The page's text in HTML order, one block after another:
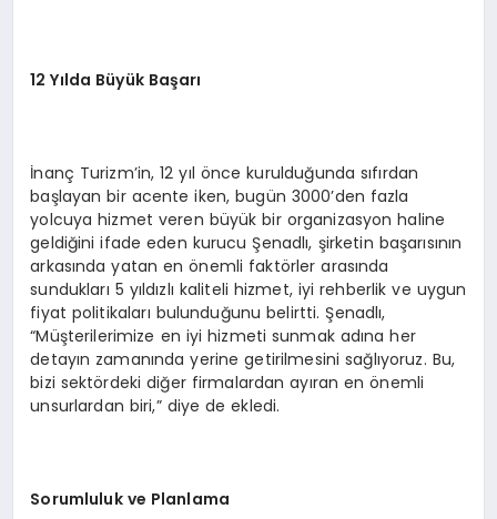
12 Yılda Büyük Başarı
İnanç Turizm’in, 12 yıl önce kurulduğunda sıfırdan
başlayan bir acente iken, bugün 3000’den fazla
yolcuya hizmet veren büyük bir organizasyon haline
geldiğini ifade eden kurucu Şenadlı, şirketin başarısının
arkasında yatan en önemli faktörler arasında
sundukları 5 yıldızlı kaliteli hizmet, iyi rehberlik ve uygun
fiyat politikaları bulunduğunu belirtti. Şenadlı,
“Müşterilerimize en iyi hizmeti sunmak adına her
detayın zamanında yerine getirilmesini sağlıyoruz. Bu,
bizi sektördeki diğer firmalardan ayıran en önemli
unsurlardan biri,” diye de ekledi.
Sorumluluk ve Planlama